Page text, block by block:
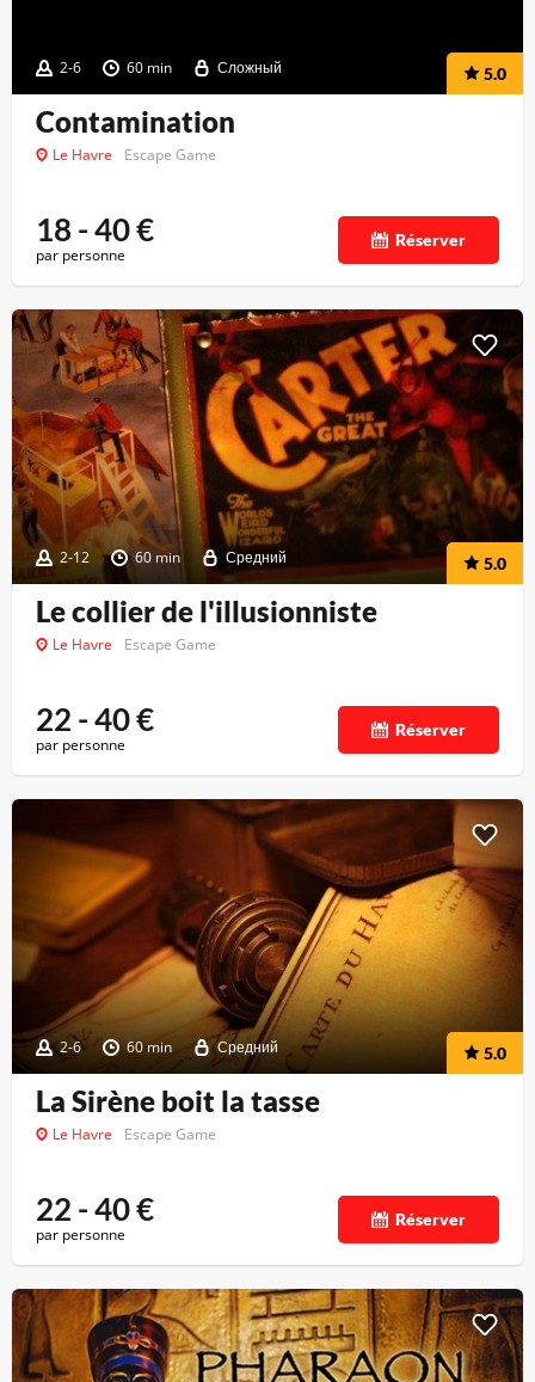
2-6 60 min Сложный 5.0
Contamination
Le Havre Escape Game
18 - 40€
par personne
Réserver
2-12 60 min Средний 5.0
Le collier de l'illusionniste
Le Havre Escape Game
22 - 40€
par personne
Réserver
2-6 60 min Средний 5.0
La Sirène boit la tasse
Le Havre Escape Game
22 - 40€
par personne
Réserver